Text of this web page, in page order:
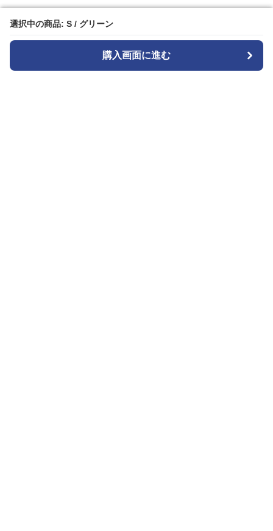
選択中の商品: S / グリーン
購入画面に進む
選択中の商品: S / グリーン
購入画面に進む